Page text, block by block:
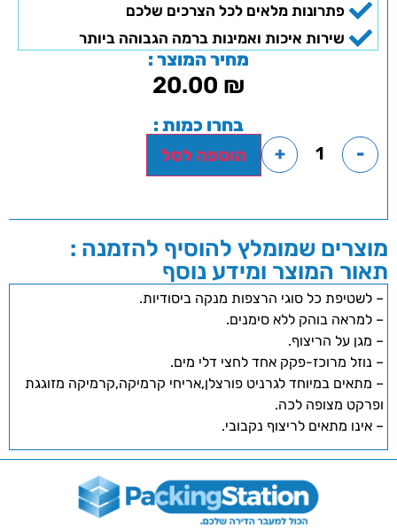
פתרונות מלאים לכל הצרכים שלכם
שירות איכות ואמינות ברמה הגבוהה ביותר
מחיר המוצר :
20.00 ₪
בחרו כמות :
-
+ הוספה לסל
מוצרים שמומלץ להוסיף להזמנה :
תאור המוצר ומידע נוסף
– לשטיפת כל סוגי הרצפות מנקה ביסודיות.
– למראה בוהק ללא סימנים.
– מגן על הריצוף.
– נוזל מרוכז-פקק אחד לחצי דלי מים.
– מתאים במיוחד לגרניט פורצלן,אריחי קרמיקה,קרמיקה מזוגגת
ופרקט מצופה לכה.
– אינו מתאים לריצוף נקבובי.